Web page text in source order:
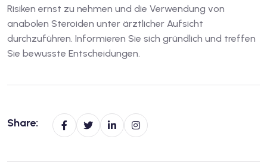
Risiken ernst zu nehmen und die Verwendung von
anabolen Steroiden unter ärztlicher Aufsicht
durchzuführen. Informieren Sie sich gründlich und treffen
Sie bewusste Entscheidungen.
Share: